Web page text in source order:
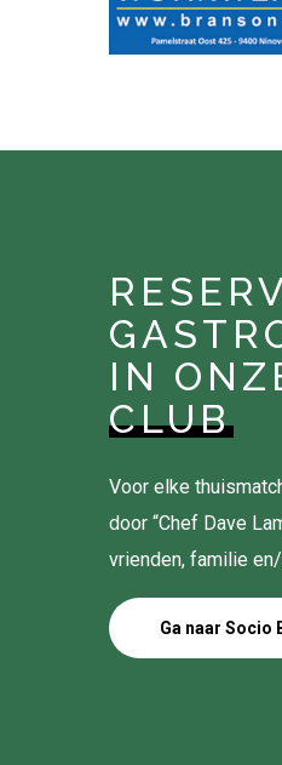
IN
CLUB
Voor elke
door “Chef Dave
vrienden, familie
Ga naar Socio